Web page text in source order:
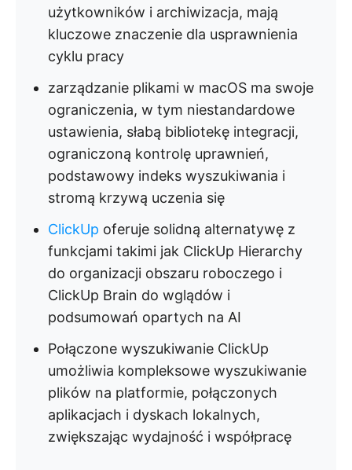
użytkowników i archiwizacja, mają
kluczowe znaczenie dla usprawnienia
cyklu pracy
zarządzanie plikami w macOS ma swoje
ograniczenia, w tym niestandardowe
ustawienia, słabą bibliotekę integracji,
ograniczoną kontrolę uprawnień,
podstawowy indeks wyszukiwania i
stromą krzywą uczenia się
ClickUp oferuje solidną alternatywę z
funkcjami takimi jak ClickUp Hierarchy
do organizacji obszaru roboczego i
ClickUp Brain do wglądów i
podsumowań opartych na AI
Połączone wyszukiwanie ClickUp
umożliwia kompleksowe wyszukiwanie
plików na platformie, połączonych
aplikacjach i dyskach lokalnych,
zwiększając wydajność i współpracę